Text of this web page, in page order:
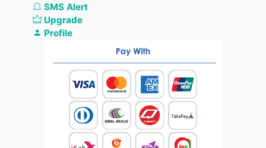
SMS Alert
Upgrade
Profile